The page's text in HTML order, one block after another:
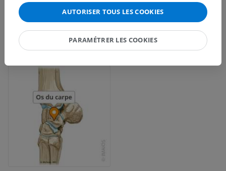
AUTORISER TOUS LES COOKIES
PARAMÉTRER LES COOKIES